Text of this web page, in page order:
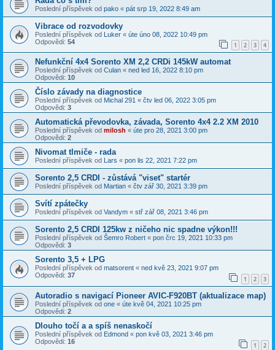
Poslední příspěvek od pako « pát srp 19, 2022 8:49 am
Vibrace od rozvodovky
Poslední příspěvek od Luker « úte úno 08, 2022 10:49 pm
Odpovědi: 54 1 2 3 4
Nefunkční 4x4 Sorento XM 2,2 CRDi 145kW automat
Poslední příspěvek od Culan « ned led 16, 2022 8:10 pm
Odpovědi: 10
Číslo závady na diagnostice
Poslední příspěvek od Michal 291 « čtv led 06, 2022 3:05 pm
Odpovědi: 3
Automatická převodovka, závada, Sorento 4x4 2.2 XM 2010
Poslední příspěvek od milosh « úte pro 28, 2021 3:00 pm
Odpovědi: 2
Nivomat tlmiče - rada
Poslední příspěvek od Lars « pon lis 22, 2021 7:22 pm
Sorento 2,5 CRDI - zůstává "viset" startér
Poslední příspěvek od Martian « čtv zář 30, 2021 3:39 pm
Svítí zpátečky
Poslední příspěvek od Vandym « stř zář 08, 2021 3:46 pm
Sorento 2,5 CRDI 125kw z ničeho nic spadne výkon!!!
Poslední příspěvek od Šemro Robert « pon črc 19, 2021 10:33 pm
Odpovědi: 3
Sorento 3,5 + LPG
Poslední příspěvek od matsorent « ned kvě 23, 2021 9:07 pm
Odpovědi: 37 1 2 3
Autoradio s navigací Pioneer AVIC-F920BT (aktualizace map)
Poslední příspěvek od one « úte kvě 04, 2021 10:25 pm
Odpovědi: 2
Dlouho točí a a spíš nenaskočí
Poslední příspěvek od Edmond « pon kvě 03, 2021 3:46 pm
Odpovědi: 16 1 2